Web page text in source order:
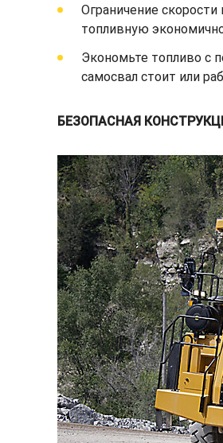
Ограничение
топливную
Экономьте топливо с
самосвал стоит или
БЕЗОПАСНАЯ